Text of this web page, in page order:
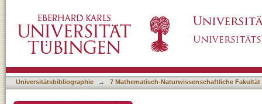
parallel processes
Universitätsbibliographie → 7 Mathematisch-Naturwissenschaftliche Fakultät